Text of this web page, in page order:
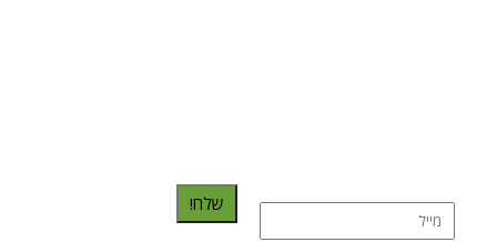
שלח!